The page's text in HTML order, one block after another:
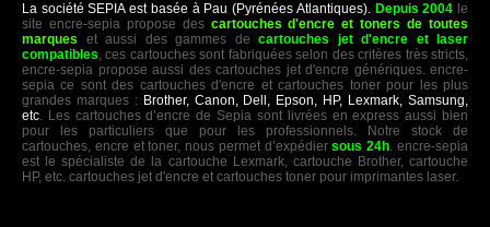
La société SEPIA est basée à Pau (Pyrénées Atlantiques). Depuis 2004 le
site encre-sepia propose des cartouches d'encre et toners de toutes
marques et aussi des gammes de cartouches jet d'encre et laser
compatibles, ces cartouches sont fabriquées selon des critères très stricts,
encre-sepia propose aussi des cartouches jet d'encre génériques. encre-
sepia ce sont des cartouches d'encre et cartouches toner pour les plus
grandes marques : Brother, Canon, Dell, Epson, HP, Lexmark, Samsung,
etc. Les cartouches d’encre de Sepia sont livrées en express aussi bien
pour les particuliers que pour les professionnels. Notre stock de
cartouches, encre et toner, nous permet d’expédiersous 24h. encre-sepia
est le spécialiste de la cartouche Lexmark, cartouche Brother, cartouche
HP, etc. cartouches jet d'encre et cartouches toner pour imprimantes laser.